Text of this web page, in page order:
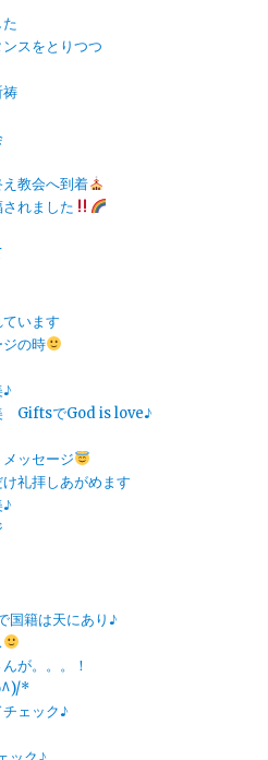
スをとりつつ
祷
教会へ到着
れました
います
の時
GiftsでGod is love♪
ッセージ
礼拝しあがめます
国籍は天にあり♪
が。。。！
*
ェック♪